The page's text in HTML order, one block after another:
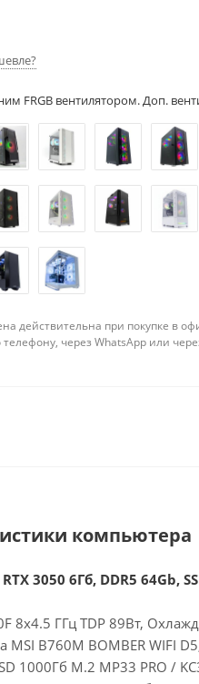
FRGB вентилятором. Доп.
действительна при покупке в
телефону, через WhatsApp или
компьютера
3050 6Гб, DDR5 64Gb,
8x4.5 ГГц TDP 89Вт,
MSI B760M BOMBER WIFI
1000Гб M.2 MP33 PRO /